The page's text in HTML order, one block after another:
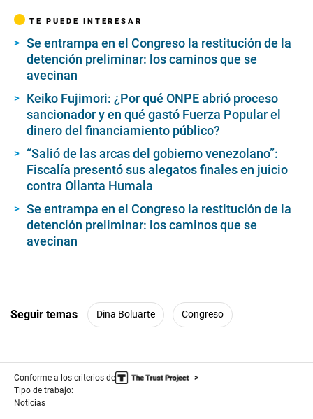
TE PUEDE INTERESAR
Se entrampa en el Congreso la restitución de la
detención preliminar: los caminos que se
avecinan
Keiko Fujimori: ¿Por qué ONPE abrió proceso
sancionador y en qué gastó Fuerza Popular el
dinero del financiamiento público?
“Salió de las arcas del gobierno venezolano”:
Fiscalía presentó sus alegatos finales en juicio
contra Ollanta Humala
Se entrampa en el Congreso la restitución de la
detención preliminar: los caminos que se
avecinan
Seguir temas Dina Boluarte Congreso
Conforme a los criterios de
Tipo de trabajo:
Noticias